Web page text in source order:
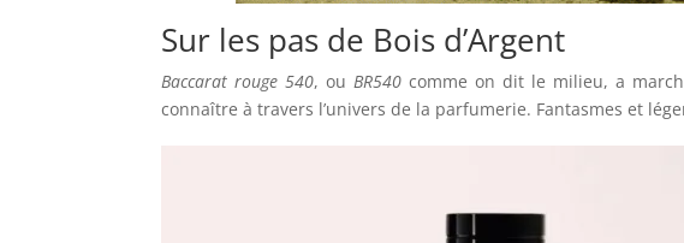
Sur les pas de Bois d’Argent
Baccarat rouge 540, ouBR540 comme on dit le milieu, a
connaître à travers l’univers de la parfumerie. Fantasmes et